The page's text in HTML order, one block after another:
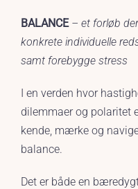
BALANCE – et forløb
konkrete individuelle
samt forebygge stress
I en verden hvor
dilemmaer og polaritet
kende, mærke og
balance.
Det er både en